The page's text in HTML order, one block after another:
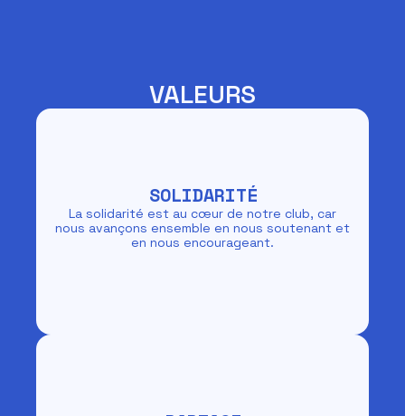
VALEURS
SOLIDARITÉ
La solidarité est au cœur de notre club, car
nous avançons ensemble en nous soutenant et
en nous encourageant.